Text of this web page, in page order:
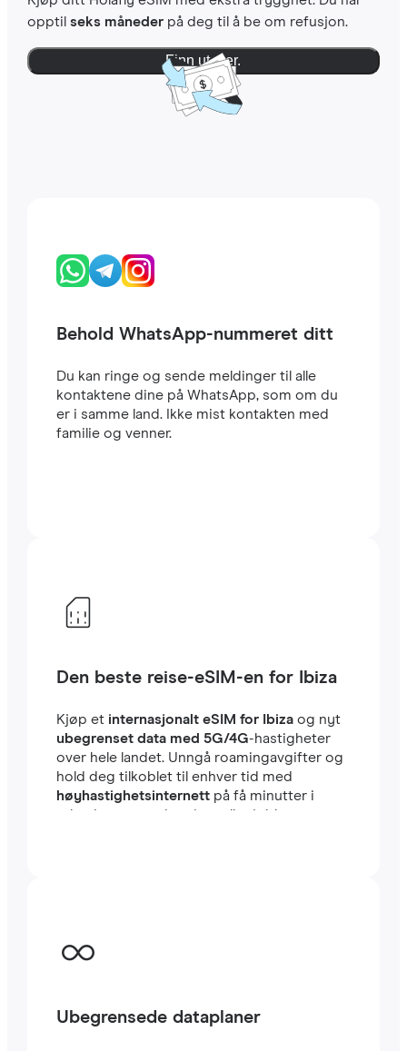
opptil seks månederpå deg til å be om refusjon.
Finn ut mer.
Behold WhatsApp-nummeret ditt
Du kan ringe og sende meldinger til alle
kontaktene dine på WhatsApp, som om du
er i samme land. Ikke mist kontakten med
familie og venner.
Den beste reise-eSIM-en for Ibiza
Kjøp et internasjonalt eSIM for Ibizaog nyt
ubegrenset data med 5G/4G-hastigheter
over hele landet. Unngå roamingavgifter og
hold deg tilkoblet til enhver tid med
høyhastighetsinternettpå få minutter i
utlandet, enten du reiser eller jobber.
Ubegrensede dataplaner